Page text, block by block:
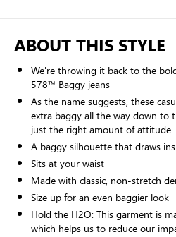
ABOUT THIS STYLE
We're throwing it back to the
578™ Baggy jeans
As the name suggests, these
extra baggy all the way down to
just the right amount of attitude
A baggy silhouette that draws
Sits at your waist
Made with classic, non-stretch
Size up for an even baggier look
Hold the H2O: This garment is
which helps us to reduce our